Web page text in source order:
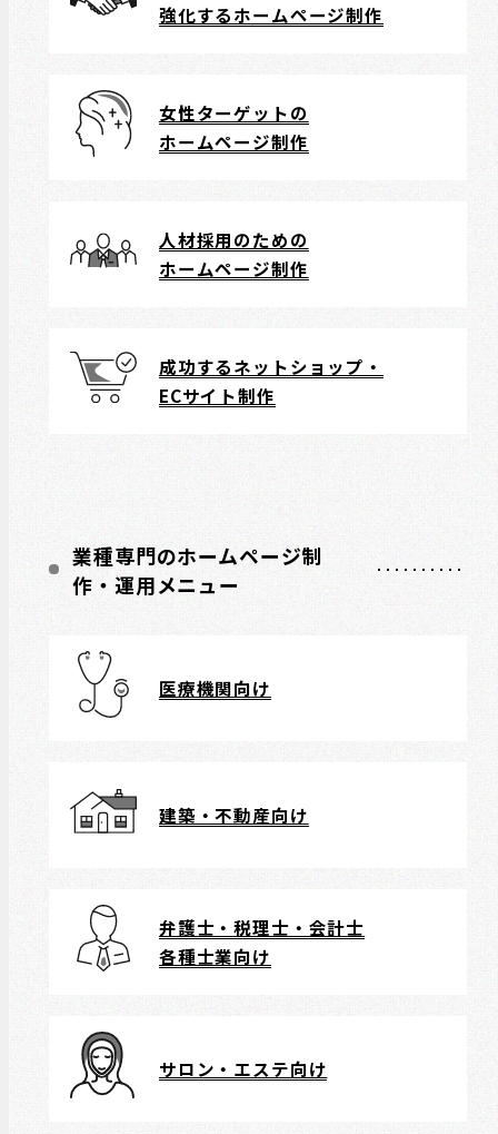
強化するホームページ制作
女性ターゲットの
ホームページ制作
人材採用のための
ホームページ制作
成功するネットショップ・
ECサイト制作
業種専門のホームページ制
作・運用メニュー
医療機関向け
建築・不動産向け
弁護士・税理士・会計士
各種士業向け
サロン・エステ向け